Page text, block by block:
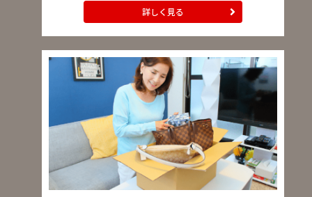
詳しく見る